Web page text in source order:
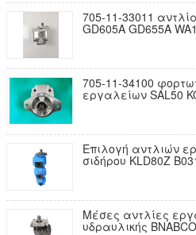
705-11-33011
GD605A GD655A
705-11-34100
εργαλείων SAL50
Επιλογή αντλιών
σιδήρου KLD80Z
Μέσες αντλίες
υδραυλικής